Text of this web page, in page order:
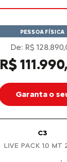
PESSOA FÍSICA
De: R$
R$
Garanta o
C3
LIVE PACK 1.0 MT